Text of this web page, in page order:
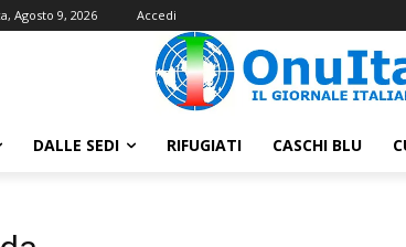
Agosto 9, 2026 Accedi
DALLE SEDI RIFUGIATI CASCHI BLU